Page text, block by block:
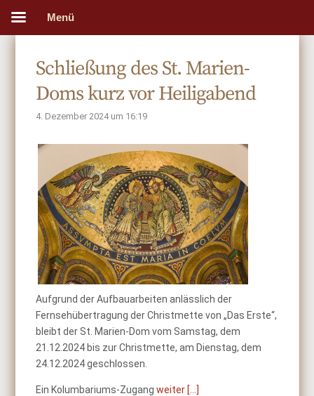
Schließung des St. Marien-
Doms kurz vor Heiligabend
4. Dezember 2024 um 16:19
Aufgrund der Aufbauarbeiten anlässlich der
Fernsehübertragung der Christmette von „Das Erste“,
bleibt der St. Marien-Dom vom Samstag, dem
21.12.2024 bis zur Christmette, am Dienstag, dem
24.12.2024 geschlossen.
Ein Kolumbariums-Zugangweiter [...]
Menü